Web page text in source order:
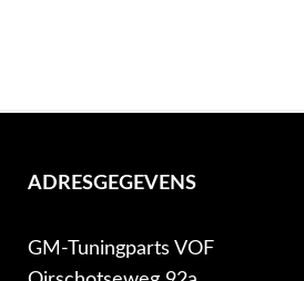
ADRESGEGEVENS
GM-Tuningparts VOF